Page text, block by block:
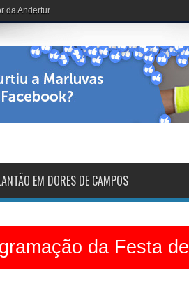
das Dores
EM DORES DE CAMPOS
da Festa